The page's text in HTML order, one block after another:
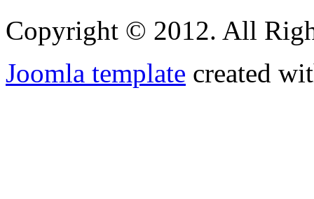
Copyright © 2012. All
Joomla template created